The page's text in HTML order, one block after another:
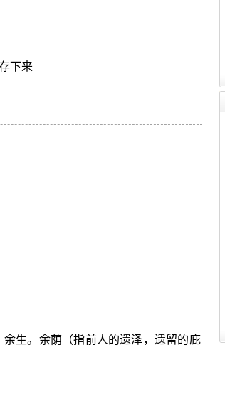
下来
生。余荫（指前人的遗泽，遗留的庇